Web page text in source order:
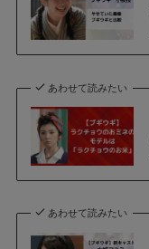
あわせて読みたい
あわせて読みたい